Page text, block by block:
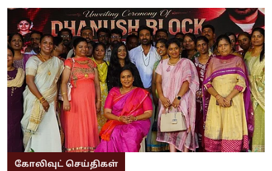
கோலிவுட் செய்திகள்